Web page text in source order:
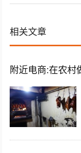
相关文章